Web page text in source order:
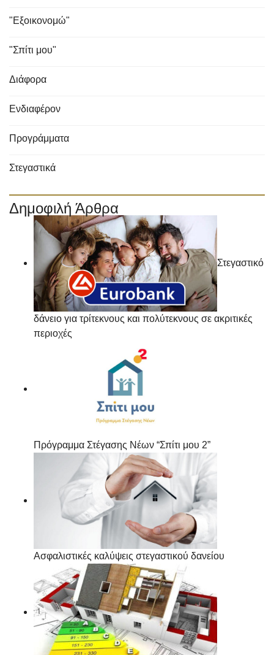
"Εξοικονομώ"
"Σπίτι μου"
Διάφορα
Ενδιαφέρον
Προγράμματα
Στεγαστικά
Δημοφιλή Άρθρα
Στεγαστικό
δάνειο για τρίτεκνους και πολύτεκνους σε ακριτικές
περιοχές
Πρόγραμμα Στέγασης Νέων “Σπίτι μου 2”
Ασφαλιστικές καλύψεις στεγαστικού δανείου